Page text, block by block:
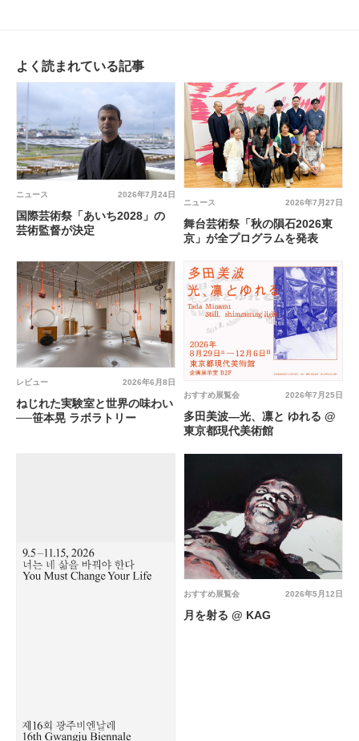
よく読まれている記事
2026年7月24日
ニュース
国際芸術祭「あいち2028」の
芸術監督が決定
2026年7月27日
ニュース
舞台芸術祭「秋の隕石2026東
京」が全プログラムを発表
2026年6月8日
レビュー
ねじれた実験室と世界の味わい
──笹本晃 ラボラトリー
2026年7月25日
おすすめ展覧会
多田美波―光、凛と ゆれる @
東京都現代美術館
2026年5月12日
おすすめ展覧会
月を射る @ KAG